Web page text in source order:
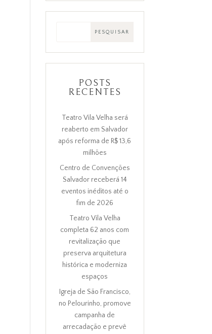
POSTS
RECENTES
Teatro Vila Velha será
reaberto em Salvador
após reforma de R$ 13,6
milhões
Centro de Convenções
Salvador receberá 14
eventos inéditos até o
fim de 2026
Teatro Vila Velha
completa 62 anos com
revitalização que
preserva arquitetura
histórica e moderniza
espaços
Igreja de São Francisco,
no Pelourinho, promove
campanha de
arrecadação e prevê